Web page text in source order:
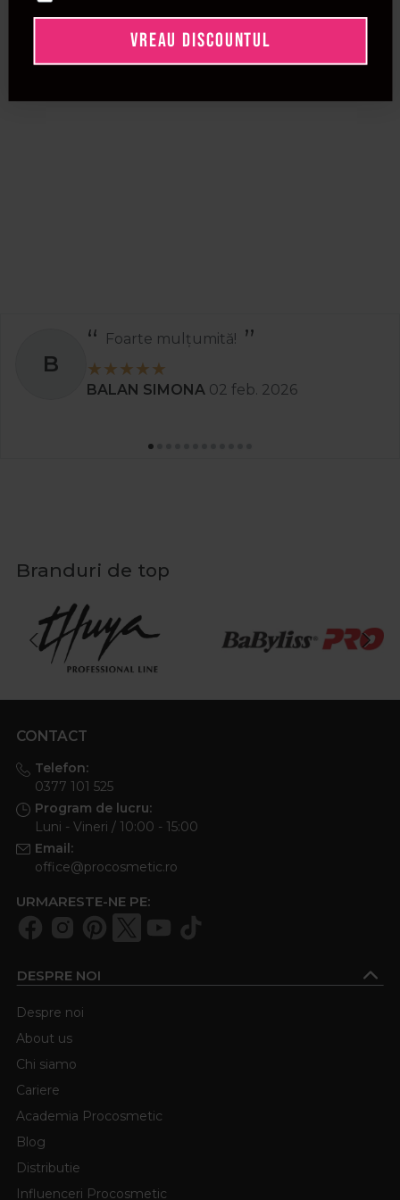
B
Foarte mulțumită!
BALAN SIMONA 02 feb. 2026
Branduri de top
CONTACT
Telefon:
0377 101 525
Program de lucru:
Luni - Vineri / 10:00 - 15:00
Email:
office@procosmetic.ro
URMARESTE-NE PE:
DESPRE NOI
Despre noi
About us
Chi siamo
Cariere
Academia Procosmetic
Blog
Distributie
Influenceri Procosmetic
VREAU DISCOUNTUL